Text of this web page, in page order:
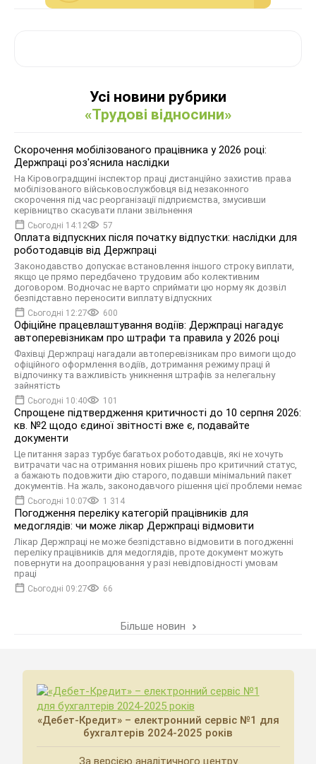
Усі новини рубрики
«Трудові відносини»
Скорочення мобілізованого працівника у 2026 році:
Держпраці роз'яснила наслідки
На Кіровоградщині інспектор праці дистанційно захистив права
мобілізованого військовослужбовця від незаконного
скорочення під час реорганізації підприємства, змусивши
керівництво скасувати плани звільнення
Сьогодні 14:12 57
Оплата відпускних після початку відпустки: наслідки для
роботодавців від Держпраці
Законодавство допускає встановлення іншого строку виплати,
якщо це прямо передбачено трудовим або колективним
договором. Водночас не варто сприймати цю норму як дозвіл
безпідставно переносити виплату відпускних
Сьогодні 12:27 600
Офіційне працевлаштування водіїв: Держпраці нагадує
автоперевізникам про штрафи та правила у 2026 році
Фахівці Держпраці нагадали автоперевізникам про вимоги щодо
офіційного оформлення водіїв, дотримання режиму праці й
відпочинку та важливість уникнення штрафів за нелегальну
зайнятість
Сьогодні 10:40 101
Спрощене підтвердження критичності до 10 серпня 2026:
кв. №2 щодо єдиної звітності вже є, подавайте
документи
Це питання зараз турбує багатьох роботодавців, які не хочуть
витрачати час на отримання нових рішень про критичний статус,
а бажають подовжити дію старого, подавши мінімальний пакет
документів. На жаль, законодавчого рішення цієї проблеми немає
Сьогодні 10:07 1 314
Погодження переліку категорій працівників для
медоглядів: чи може лікар Держпраці відмовити
Лікар Держпраці не може безпідставно відмовити в погодженні
переліку працівників для медоглядів, проте документ можуть
повернути на доопрацювання у разі невідповідності умовам
праці
Сьогодні 09:27 66
Більше новин
«Дебет-Кредит» – електронний сервіс №1 для
бухгалтерів 2024-2025 років